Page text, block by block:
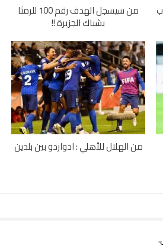
من سيسجل الهدف رقم 100 للرمثا
بشباك الجزيرة !!
من الهلال للأهلي : ادواردو بين بلدين